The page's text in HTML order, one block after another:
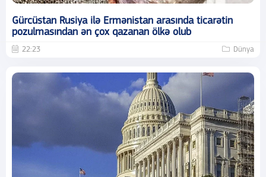
Gürcüstan Rusiya ilə Ermənistan arasında ticarətin
pozulmasından ən çox qazanan ölkə olub
22:23 Dünya